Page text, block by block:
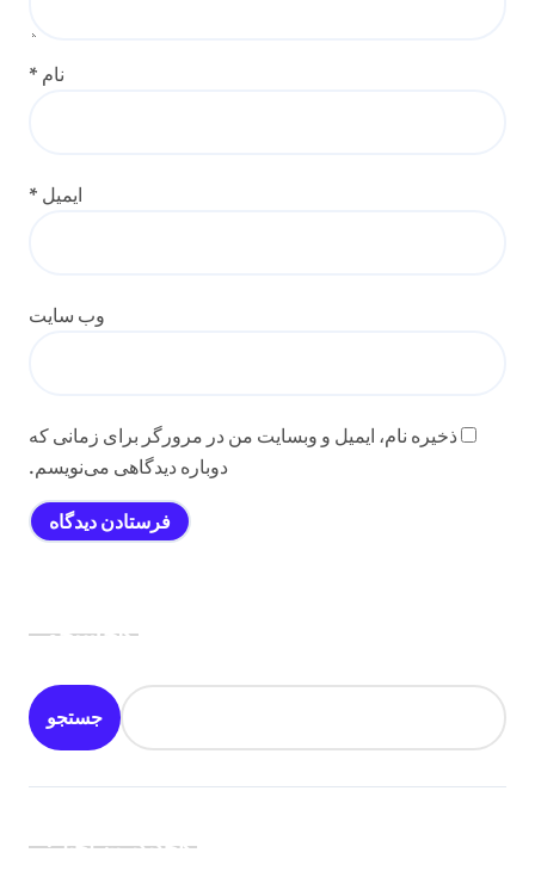
نام *
ایمیل *
وب‌ سایت
ذخیره نام، ایمیل و وبسایت من در مرورگر برای زمانی که
دوباره دیدگاهی می‌نویسم.
جستجو
جستجو
جدیدترین اخبار: